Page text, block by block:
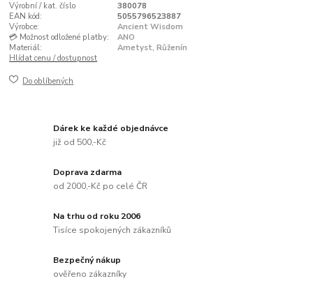
Výrobní / kat. číslo
380078
EAN kód:
5055796523887
Výrobce:
Ancient Wisdom
💳 Možnost odložené platby:
ANO
Materiál:
Ametyst, Růženín
Hlídat cenu / dostupnost
Do oblíbených
Dárek ke každé objednávce
již od 500,-Kč
Doprava zdarma
od 2000,-Kč po celé ČR
Na trhu od roku 2006
Tisíce spokojených zákazníků
Bezpečný nákup
ověřeno zákazníky